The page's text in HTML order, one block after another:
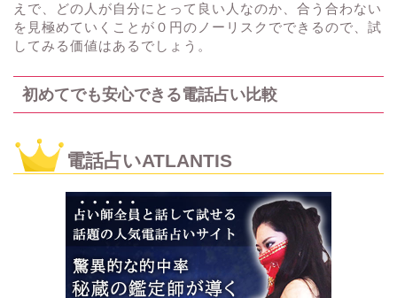
えで、どの人が自分にとって良い人なのか、合う合わない
を見極めていくことが０円のノーリスクでできるので、試
してみる価値はあるでしょう。
初めてでも安心できる電話占い比較
電話占いATLANTIS